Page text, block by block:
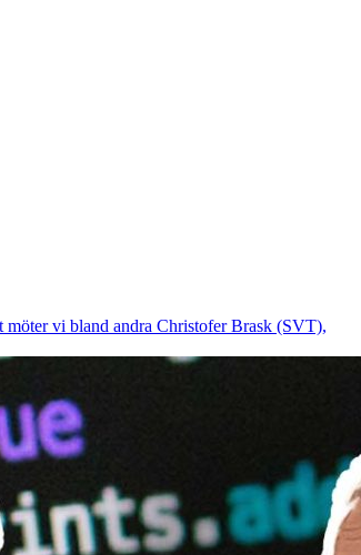
möter vi bland andra Christofer Brask (SVT),